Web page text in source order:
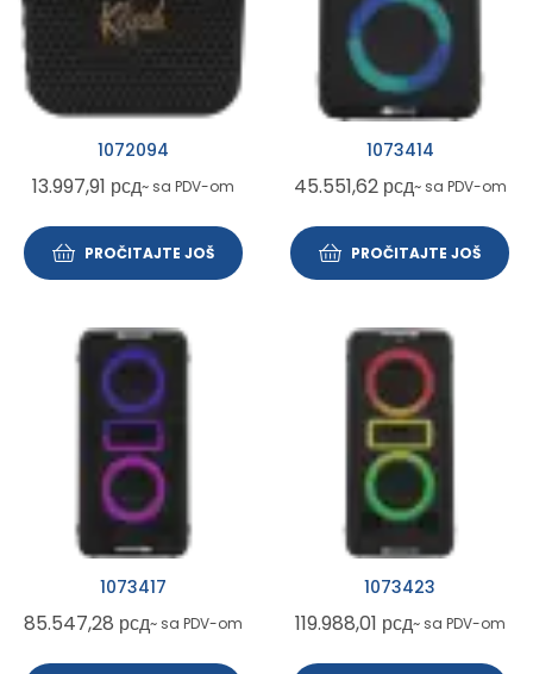
1072094
13.997,91 рсд~ sa PDV-om
PROČITAJTE JOŠ
1073414
45.551,62 рсд~ sa PDV-om
PROČITAJTE JOŠ
1073417
85.547,28 рсд~ sa PDV-om
1073423
119.988,01 рсд~ sa PDV-om